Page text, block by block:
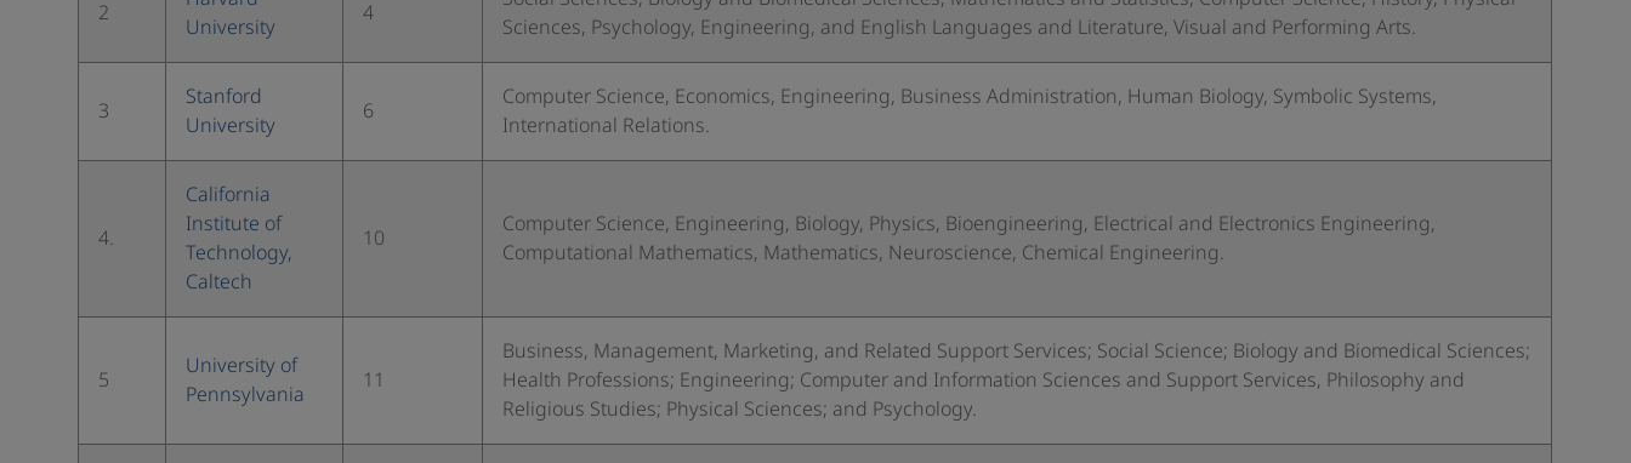
2
University
4
Sciences, Psychology, Engineering, and English Languages and Literature, Visual and Performing Arts.
3
Stanford
University
6
Computer Science, Economics, Engineering, Business Administration, Human Biology, Symbolic Systems,
International Relations.
4.
California
Institute of
Technology,
Caltech
10
Computer Science, Engineering, Biology, Physics, Bioengineering, Electrical and Electronics Engineering,
Computational Mathematics, Mathematics, Neuroscience, Chemical Engineering.
5
University of
Pennsylvania
11
Business, Management, Marketing, and Related Support Services; Social Science; Biology and Biomedical Sciences;
Health Professions; Engineering; Computer and Information Sciences and Support Services, Philosophy and
Religious Studies; Physical Sciences; and Psychology.